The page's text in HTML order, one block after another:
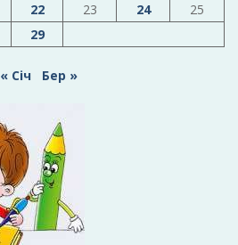
22 23 24
25
29
« Січ Бер »